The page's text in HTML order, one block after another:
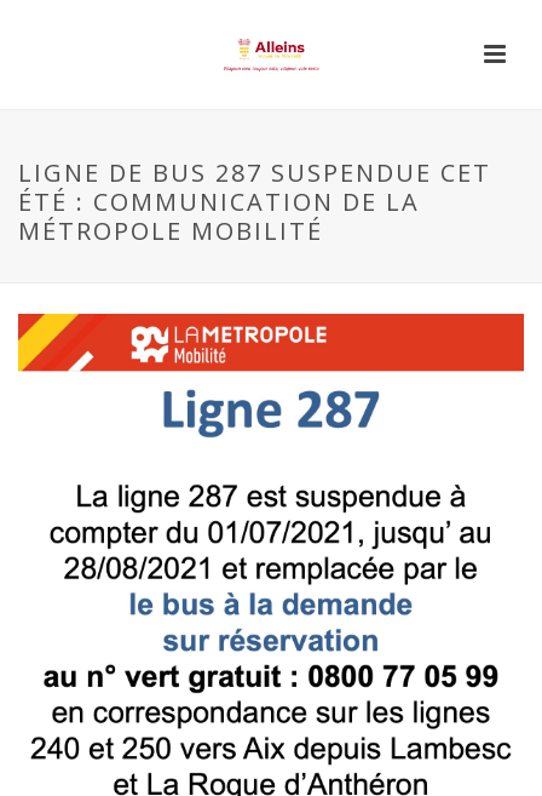
LIGNE DE BUS 287 SUSPENDUE CET
ÉTÉ : COMMUNICATION DE LA
MÉTROPOLE MOBILITÉ